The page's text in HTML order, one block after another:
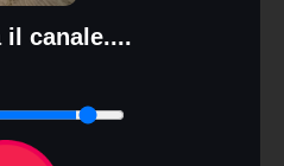
il canale....